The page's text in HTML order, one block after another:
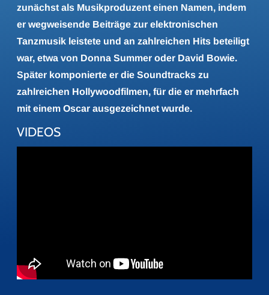
zunächst als Musikproduzent einen Namen, indem
er wegweisende Beiträge zur elektronischen
Tanzmusik leistete und an zahlreichen Hits beteiligt
war, etwa von Donna Summer oder David Bowie.
Später komponierte er die Soundtracks zu
zahlreichen Hollywoodfilmen, für die er mehrfach
mit einem Oscar ausgezeichnet wurde.
VIDEOS